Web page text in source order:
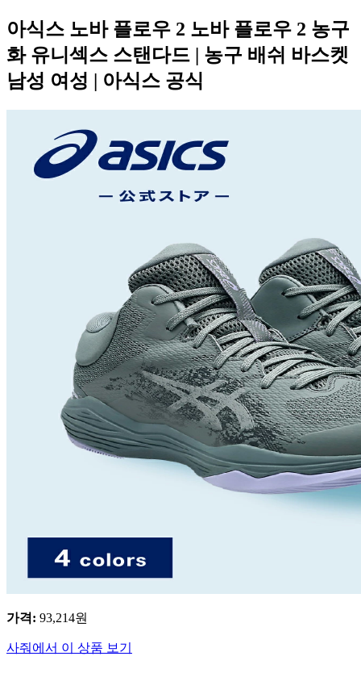
아식스 노바 플로우 2 노바 플로우 2 농구
화 유니섹스 스탠다드 | 농구 배쉬 바스켓
남성 여성 | 아식스 공식
가격: 93,214원
사줘에서 이 상품 보기